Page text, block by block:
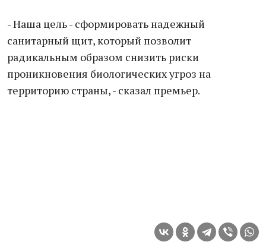
- Наша цель - сформировать надежный
санитарный щит, который позволит
радикальным образом снизить риски
проникновения биологических угроз на
территорию страны, - сказал премьер.